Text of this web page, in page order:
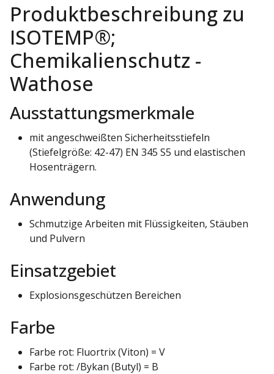
Produktbeschreibung zu
ISOTEMP®;
Chemikalienschutz -
Wathose
Ausstattungsmerkmale
mit angeschweißten Sicherheitsstiefeln
(Stiefelgröße: 42-47) EN 345 S5 und elastischen
Hosenträgern.
Anwendung
Schmutzige Arbeiten mit Flüssigkeiten, Stäuben
und Pulvern
Einsatzgebiet
Explosionsgeschützen Bereichen
Farbe
Farbe rot: Fluortrix (Viton) = V
Farbe rot: /Bykan (Butyl) = B